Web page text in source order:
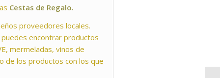
Cestas de Regalo.
proveedores locales.
encontrar productos
mermeladas, vinos de
de los productos con los que